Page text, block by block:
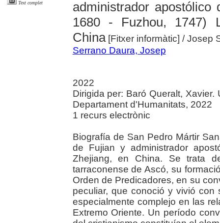
Text complet
administrador
1680 - Fuzhou, 1747)
China[Fitxer informàtic] / Josep
Serrano Daura, Josep
2022
Dirigida per: Baró Queralt,
Departament d'Humanitats, 2022
1 recurs electrònic
Biografía de San Pedro Mártir
de Fujian y administrador
Zhejiang, en China. Se trata
tarraconense de Ascó, su
Orden de Predicadores, en su
peculiar, que conoció y vivió con
especialmente complejo en las
Extremo Oriente. Un período